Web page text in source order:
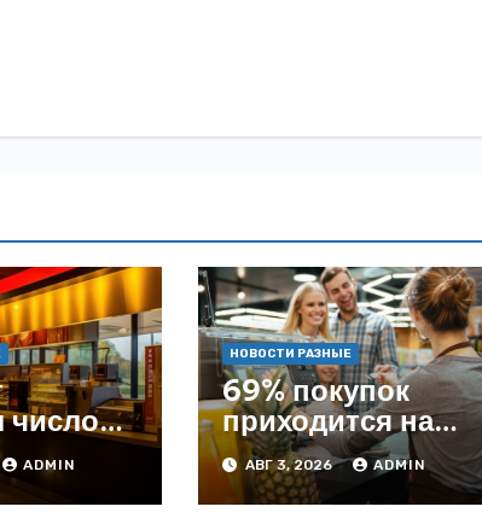
число
на
ADMIN
НОВОСТИ РАЗНЫЕ
69% покупок
приходится на
офлайн —
аналитика
АВГ 3, 2026 ADMIN